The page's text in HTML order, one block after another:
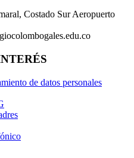
Costado Sur Aeropuerto
de datos personales